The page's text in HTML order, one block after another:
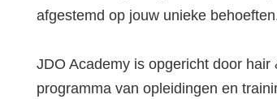
afgestemd op jouw unieke
JDO Academy is opgericht door
programma van opleidingen en